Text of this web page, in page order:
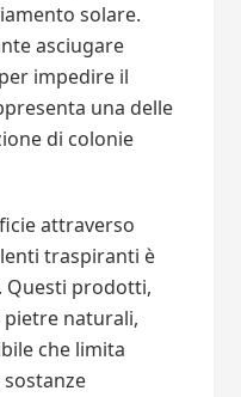
solare.
asciugare
impedire il
una delle
di colonie
attraverso
traspiranti è
Questi prodotti,
naturali,
che limita
sostanze